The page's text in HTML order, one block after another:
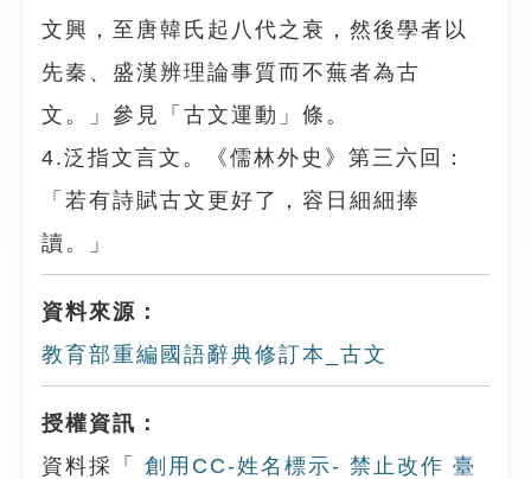
文興，至唐韓氏起八代之衰，然後學者以
先秦、盛漢辨理論事質而不蕪者為古
文。」參見「古文運動」條。
4.泛指文言文。《儒林外史》第三六回：
「若有詩賦古文更好了，容日細細捧
讀。」
資料來源：
教育部重編國語辭典修訂本_古文
授權資訊：
資料採「
創用CC-姓名標示- 禁止改作 臺